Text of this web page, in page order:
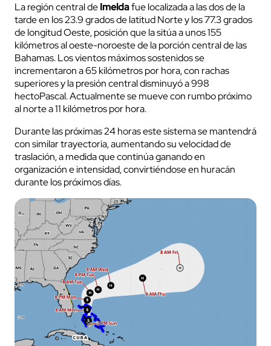
La región central deImeldafue localizada a las dos de la
tarde en los 23.9 grados de latitud Norte y los 77.3 grados
de longitud Oeste, posición que la sitúa a unos 155
kilómetros al oeste-noroeste de la porción central de las
Bahamas. Los vientos máximos sostenidos se
incrementaron a 65 kilómetros por hora, con rachas
superiores y la presión central disminuyó a 998
hectoPascal. Actualmente se mueve con rumbo próximo
al norte a 11 kilómetros por hora.
Durante las próximas 24 horas este sistema se mantendrá
con similar trayectoria, aumentando su velocidad de
traslación, a medida que continúa ganando en
organización e intensidad, convirtiéndose en huracán
durante los próximos días.